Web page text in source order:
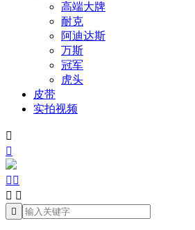
高端大牌
耐克
阿迪达斯
万斯
冠军
虎头
皮带
实拍视频


 
 
